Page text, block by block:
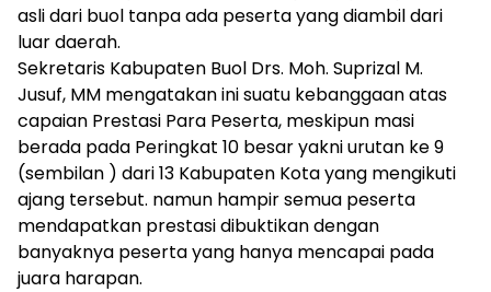
asli dari buol tanpa ada peserta yang diambil dari
luar daerah.
Sekretaris Kabupaten Buol Drs. Moh. Suprizal M.
Jusuf, MM mengatakan ini suatu kebanggaan atas
capaian Prestasi Para Peserta, meskipun masi
berada pada Peringkat 10 besar yakni urutan ke 9
(sembilan ) dari 13 Kabupaten Kota yang mengikuti
ajang tersebut. namun hampir semua peserta
mendapatkan prestasi dibuktikan dengan
banyaknya peserta yang hanya mencapai pada
juara harapan.